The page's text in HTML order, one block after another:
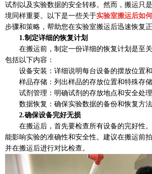
试剂以及实验数据的安全转移。然而，搬运只
境同样重要。以下是一些关于实验室搬运后如
步骤和策略，帮助您在实验室搬运后迅速恢复正
1.制定详细的恢复计划
在搬运前，制定一份详细的恢复计划是至
包括以下内容：
设备安装：详细说明每台设备的摆放位置和
样品存储：列出样品的存放位置和特殊存储
试剂管理：明确试剂的存放地点和安全处理
数据恢复：确保实验数据的备份和恢复方法
2.确保设备完好无损
在搬运后，首先要检查所有设备的完好性
能影响实验的准确性和安全性。建议在搬运前
并在搬运后进行对比检查。